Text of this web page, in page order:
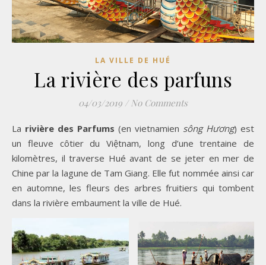
LA VILLE DE HUÉ
La rivière des parfuns
04/03/2019 / No Comments
La rivière des Parfums (en vietnamien sông Hương) est
un fleuve côtier du Việtnam, long d’une trentaine de
kilomètres, il traverse Hué avant de se jeter en mer de
Chine par la lagune de Tam Giang. Elle fut nommée ainsi car
en automne, les fleurs des arbres fruitiers qui tombent
dans la rivière embaument la ville de Hué.